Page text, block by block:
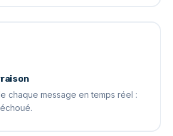
chaque message en temps réel :